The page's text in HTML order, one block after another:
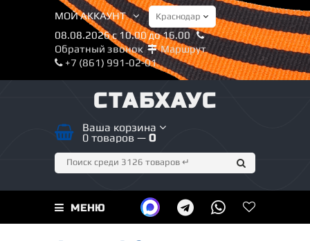
МОЙ АККАУНТ
08.08.2026 с 10.00 до 16.00
Обратный звонок
Маршрут
+7 (861) 991-02-01
СТАБХАУС
Ваша корзина
0 товаров — 0
МЕНЮ